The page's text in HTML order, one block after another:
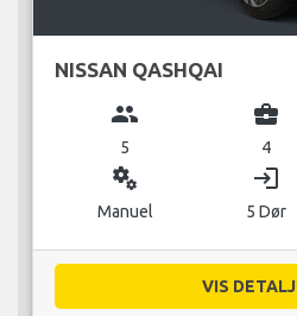
NISSAN QASHQAI
group
5
business_center
4
miscellaneous_services
Manuel
login
5 Dør
VIS